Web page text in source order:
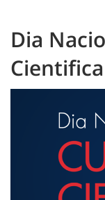
Dia
Cientifica